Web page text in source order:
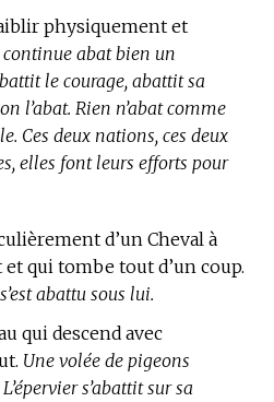
physiquement et
continue abat bien un
le courage, abattit sa
l’abat. Rien n’abat comme
Ces deux nations, ces deux
elles font leurs efforts pour
d’un Cheval à
qui tombe tout d’un coup.
abattu sous lui.
qui descend avec
Une volée de pigeons
s’abattit sur sa